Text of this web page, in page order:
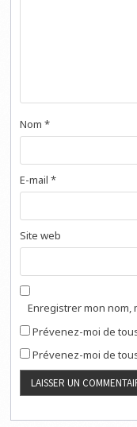
Nom *
E-mail *
Site web
Enregistrer mon nom,
Prévenez-moi de
Prévenez-moi de